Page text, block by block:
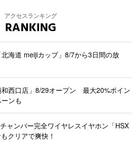
アクセスランキング
RANKING
海道 meijiカップ」8/7から3日間の放
和西口店」8/29オープン 最大20%ポイン
ンも
ャンバー完全ワイヤレスイヤホン「HSX
クリアで爽快！